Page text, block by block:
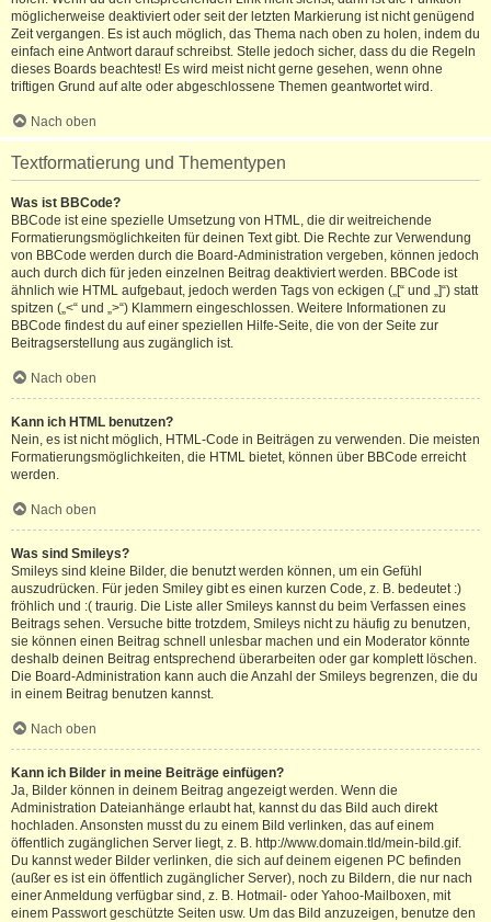
möglicherweise deaktiviert oder seit der letzten Markierung ist nicht genügend
Zeit vergangen. Es ist auch möglich, das Thema nach oben zu holen, indem du
einfach eine Antwort darauf schreibst. Stelle jedoch sicher, dass du die Regeln
dieses Boards beachtest! Es wird meist nicht gerne gesehen, wenn ohne
triftigen Grund auf alte oder abgeschlossene Themen geantwortet wird.
Nach oben
Textformatierung und Thementypen
Was ist BBCode?
BBCode ist eine spezielle Umsetzung von HTML, die dir weitreichende
Formatierungsmöglichkeiten für deinen Text gibt. Die Rechte zur Verwendung
von BBCode werden durch die Board-Administration vergeben, können jedoch
auch durch dich für jeden einzelnen Beitrag deaktiviert werden. BBCode ist
ähnlich wie HTML aufgebaut, jedoch werden Tags von eckigen („[“ und „]“) statt
spitzen („<“ und „>“) Klammern eingeschlossen. Weitere Informationen zu
BBCode findest du auf einer speziellen Hilfe-Seite, die von der Seite zur
Beitragserstellung aus zugänglich ist.
Nach oben
Kann ich HTML benutzen?
Nein, es ist nicht möglich, HTML-Code in Beiträgen zu verwenden. Die meisten
Formatierungsmöglichkeiten, die HTML bietet, können über BBCode erreicht
werden.
Nach oben
Was sind Smileys?
Smileys sind kleine Bilder, die benutzt werden können, um ein Gefühl
auszudrücken. Für jeden Smiley gibt es einen kurzen Code, z. B. bedeutet :)
fröhlich und :( traurig. Die Liste aller Smileys kannst du beim Verfassen eines
Beitrags sehen. Versuche bitte trotzdem, Smileys nicht zu häufig zu benutzen,
sie können einen Beitrag schnell unlesbar machen und ein Moderator könnte
deshalb deinen Beitrag entsprechend überarbeiten oder gar komplett löschen.
Die Board-Administration kann auch die Anzahl der Smileys begrenzen, die du
in einem Beitrag benutzen kannst.
Nach oben
Kann ich Bilder in meine Beiträge einfügen?
Ja, Bilder können in deinem Beitrag angezeigt werden. Wenn die
Administration Dateianhänge erlaubt hat, kannst du das Bild auch direkt
hochladen. Ansonsten musst du zu einem Bild verlinken, das auf einem
öffentlich zugänglichen Server liegt, z. B. http://www.domain.tld/mein-bild.gif.
Du kannst weder Bilder verlinken, die sich auf deinem eigenen PC befinden
(außer es ist ein öffentlich zugänglicher Server), noch zu Bildern, die nur nach
einer Anmeldung verfügbar sind, z. B. Hotmail- oder Yahoo-Mailboxen, mit
einem Passwort geschützte Seiten usw. Um das Bild anzuzeigen, benutze den